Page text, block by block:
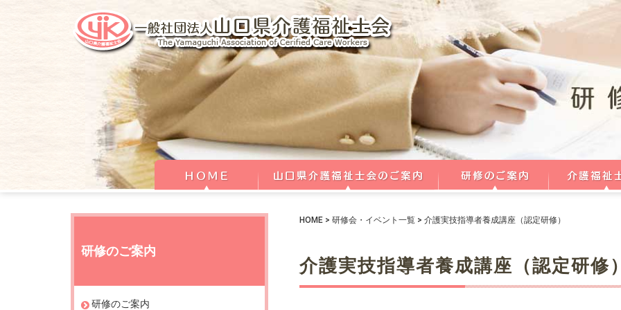
HOME > 研修会・イベント一覧 > 介護実技指導者養成講座（認定研修）
介護実技指導者養成講座（認定研修
研修のご案内
研修のご案内